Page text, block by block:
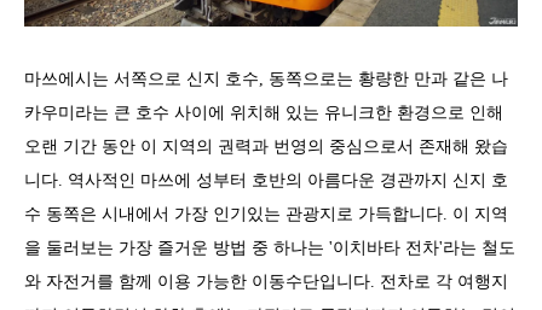
마쓰에시는 서쪽으로 신지 호수, 동쪽으로는 황량한 만과 같은 나
카우미라는 큰 호수 사이에 위치해 있는 유니크한 환경으로 인해
오랜 기간 동안 이 지역의 권력과 번영의 중심으로서 존재해 왔습
니다. 역사적인 마쓰에 성부터 호반의 아름다운 경관까지 신지 호
수 동쪽은 시내에서 가장 인기있는 관광지로 가득합니다. 이 지역
을 둘러보는 가장 즐거운 방법 중 하나는 '이치바타 전차'라는 철도
와 자전거를 함께 이용 가능한 이동수단입니다. 전차로 각 여행지